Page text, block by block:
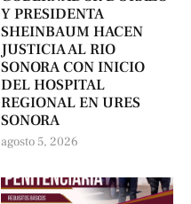
Y PRESIDENTA
SHEINBAUM HACEN
JUSTICIA AL RIO
SONORA CON INICIO
DEL HOSPITAL
REGIONAL EN URES
SONORA
agosto 5, 2026